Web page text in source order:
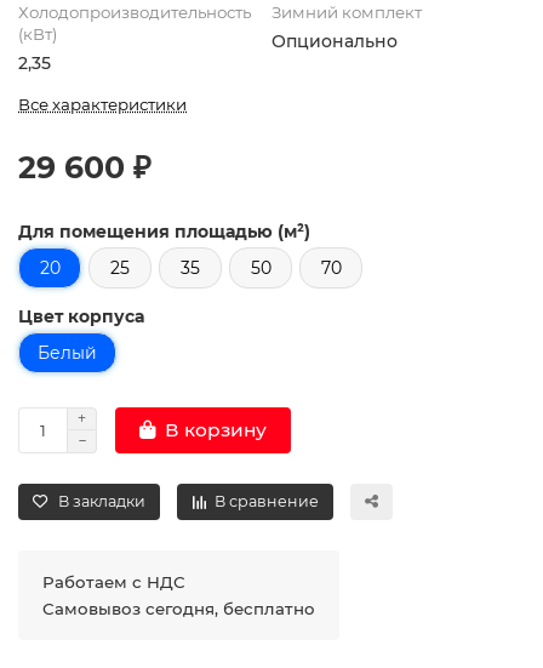
Холодопроизводительность
(кВт)
2,35
Зимний комплект
Опционально
Все характеристики
29 600 ₽
Для помещения площадью (м²)
20
25 35 50 70
Цвет корпуса
Белый
В корзину
В закладки В сравнение
Работаем с НДС
Самовывоз сегодня, бесплатно